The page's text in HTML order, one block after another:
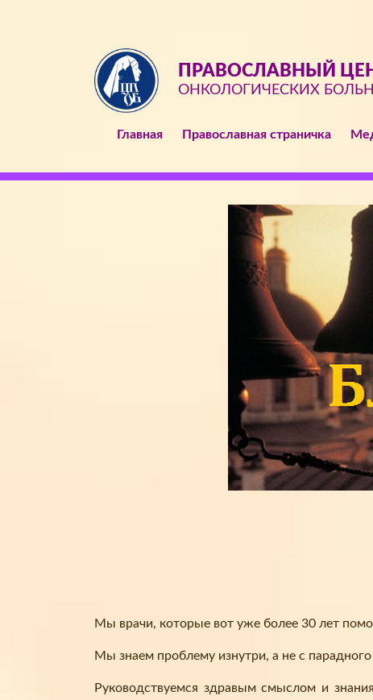
ПРАВОСЛАВНЫЙ
ОНКОЛОГИЧЕСКИХ
Главная Православная страничка
Мы врачи, которые вот уже более 30 лет
Мы знаем проблему изнутри, а не с
Руководствуемся здравым смыслом и